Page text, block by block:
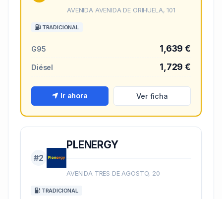
AVENIDA AVENIDA DE ORIHUELA, 101
TRADICIONAL
G95 1,639 €
Diésel 1,729 €
Ir ahora Ver ficha
#2
PLENERGY
AVENIDA TRES DE AGOSTO, 20
TRADICIONAL